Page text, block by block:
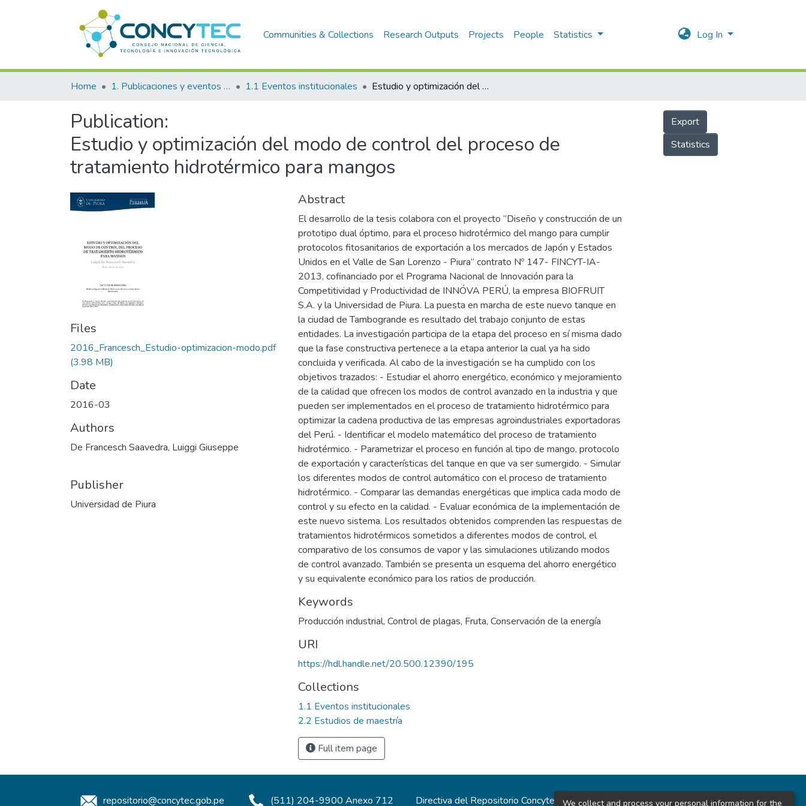
Communities & Collections Research Outputs Projects People Statistics Log In
Home 1. Publicaciones y eventos institucionales 1.1 Eventos institucionales Estudio y optimización del modo de control del proceso de tratamiento hidrotérmico para mangos
Publication:
Estudio y optimización del modo de control del proceso de
tratamiento hidrotérmico para mangos
Export
Statistics
Files
2016_Francesch_Estudio-optimizacion-modo.pdf
(3.98 MB)
Date
2016-03
Authors
De Francesch Saavedra, Luiggi Giuseppe
Publisher
Universidad de Piura
Abstract
El desarrollo de la tesis colabora con el proyecto “Diseño y construcción de un
prototipo dual óptimo, para el proceso hidrotérmico del mango para cumplir
protocolos fitosanitarios de exportación a los mercados de Japón y Estados
Unidos en el Valle de San Lorenzo - Piura” contrato Nº 147- FINCYT-IA-
2013, cofinanciado por el Programa Nacional de Innovación para la
Competitividad y Productividad de INNÓVA PERÚ, la empresa BIOFRUIT
S.A. y la Universidad de Piura. La puesta en marcha de este nuevo tanque en
la ciudad de Tambogrande es resultado del trabajo conjunto de estas
entidades. La investigación participa de la etapa del proceso en sí misma dado
que la fase constructiva pertenece a la etapa anterior la cual ya ha sido
concluida y verificada. Al cabo de la investigación se ha cumplido con los
objetivos trazados: - Estudiar el ahorro energético, económico y mejoramiento
de la calidad que ofrecen los modos de control avanzado en la industria y que
pueden ser implementados en el proceso de tratamiento hidrotérmico para
optimizar la cadena productiva de las empresas agroindustriales exportadoras
del Perú. - Identificar el modelo matemático del proceso de tratamiento
hidrotérmico. - Parametrizar el proceso en función al tipo de mango, protocolo
de exportación y características del tanque en que va ser sumergido. - Simular
los diferentes modos de control automático con el proceso de tratamiento
hidrotérmico. - Comparar las demandas energéticas que implica cada modo de
control y su efecto en la calidad. - Evaluar económica de la implementación de
este nuevo sistema. Los resultados obtenidos comprenden las respuestas de
tratamientos hidrotérmicos sometidos a diferentes modos de control, el
comparativo de los consumos de vapor y las simulaciones utilizando modos
de control avanzado. También se presenta un esquema del ahorro energético
y su equivalente económico para los ratios de producción.
Keywords
Producción industrial, Control de plagas, Fruta, Conservación de la energía
URI
https://hdl.handle.net/20.500.12390/195
Collections
1.1 Eventos institucionales
2.2 Estudios de maestría
Full item page
repositorio@concytec.gob.pe (511) 204-9900 Anexo 712 Directiva del Repositorio Concytec Estadísticas del sitio
We collect and process your personal information for the